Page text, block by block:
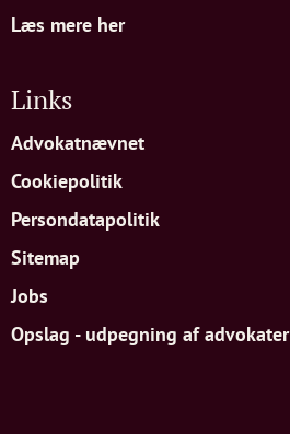
Læs mere her
Links
Advokatnævnet
Cookiepolitik
Persondatapolitik
Sitemap
Jobs
Opslag - udpegning af advokater